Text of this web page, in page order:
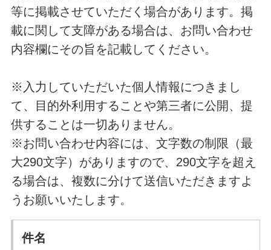
等に掲載させていただく場合があります。掲
載に関して支障がある場合は、お問い合わせ
内容欄にその旨を記載してください。
※入力していただいた個人情報につきまし
て、目的外利用することや第三者に公開、提
供することは一切ありません。
※お問い合わせ内容には、文字数の制限（最
大290文字）がありますので、290文字を超え
る場合は、複数に分けて送信いただきますよ
うお願いいたします。
件名